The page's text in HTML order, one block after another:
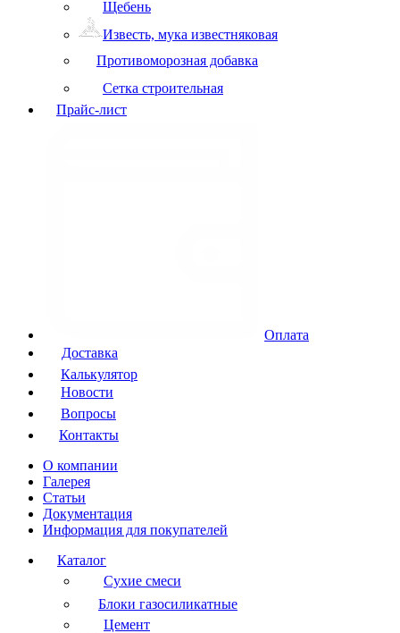
Щебень
Известь, мука известняковая
Противоморозная добавка
Сетка строительная
Прайс-лист
Оплата
Доставка
Калькулятор
Новости
Вопросы
Контакты
О компании
Галерея
Статьи
Документация
Информация для покупателей
Каталог
Сухие смеси
Блоки газосиликатные
Цемент